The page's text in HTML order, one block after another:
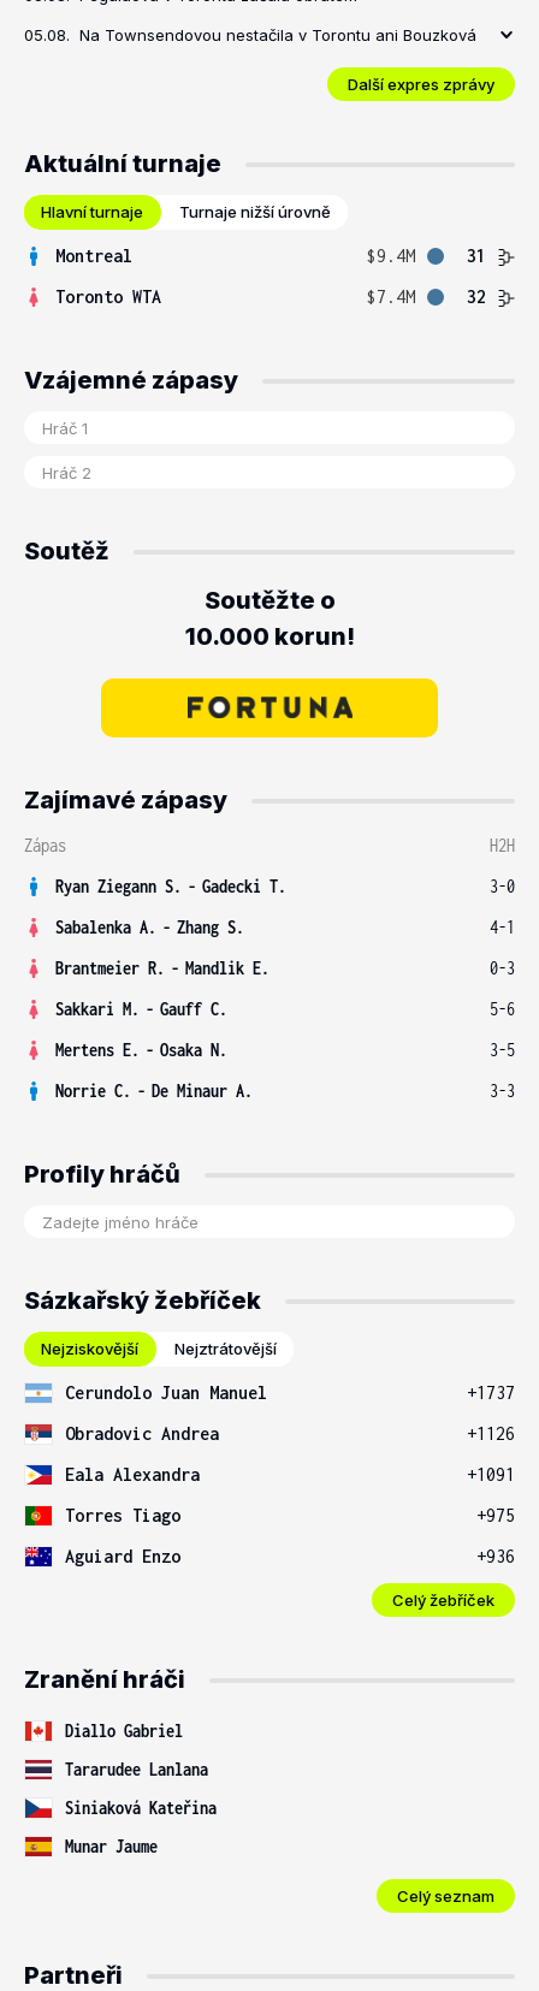
05.08. Na Townsendovou nestačila v Torontu ani Bouzková
Další expres zprávy
Aktuální turnaje
Hlavní turnaje Turnaje nižší úrovně
Montreal $9.4M
31
Toronto WTA
$7.4M 32
Vzájemné zápasy
Soutěž
Soutěžte o
10.000 korun!
Zajímavé zápasy
Zápas
H2H
Ryan Ziegann S. - Gadecki T.
3-0
Sabalenka A. - Zhang S.
4-1
Brantmeier R. - Mandlik E.
0-3
Sakkari M. - Gauff C.
5-6
Mertens E. - Osaka N.
3-5
Norrie C. - De Minaur A. 3-3
Profily hráčů
Sázkařský žebříček
Nejziskovější Nejztrátovější
Cerundolo Juan Manuel
+1737
Obradovic Andrea
+1126
Eala Alexandra
+1091
Torres Tiago
+975
Aguiard Enzo
+936
Celý žebříček
Zranění hráči
Diallo Gabriel
Tararudee Lanlana
Siniaková Kateřina
Munar Jaume
Celý seznam
Partneři